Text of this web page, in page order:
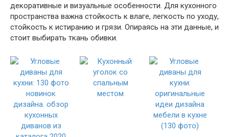
декоративные и визуальные особенности. Для кухонного
пространства важна стойкость к влаге, легкость по уходу,
стойкость к истиранию и грязи. Опираясь на эти данные, и
стоит выбирать ткань обивки.